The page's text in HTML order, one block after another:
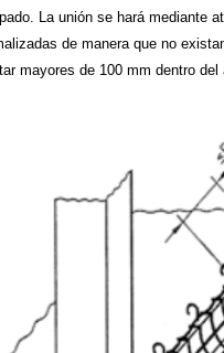
La unión se hará mediante
de manera que no
mayores de 100 mm dentro del